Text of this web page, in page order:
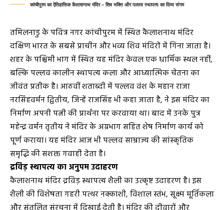
कांचीपुरम का ऐतिहासिक कैलाशनाथ मंदिर – शिव भक्ति और पल्लव स्थापत्य का दिव्य संगम
तमिलनाडु के पवित्र नगर कांचीपुरम में स्थित कैलाशनाथ मंदिर
दक्षिण भारत के सबसे प्राचीन और भव्य शिव मंदिरों में गिना जाता है।
शहर के पश्चिमी भाग में स्थित यह मंदिर केवल एक धार्मिक स्थल नहीं,
बल्कि पल्लव कालीन स्थापत्य कला और आध्यात्मिक चेतना का
जीवंत प्रतीक है। आठवीं शताब्दी में पल्लव वंश के महान राजा
नरसिंहवर्मन द्वितीय, जिन्हें राजसिंह भी कहा जाता है, ने इस मंदिर का
निर्माण अपनी पत्नी की प्रार्थना पर करवाया था। बाद में उनके पुत्र
महेन्द्र वर्मन तृतीय ने मंदिर के अग्रभाग सहित शेष निर्माण कार्य को
पूर्ण कराया। यह मंदिर आज भी पल्लव साम्राज्य की सांस्कृतिक
समृद्धि की सशक्त गवाही देता है।
द्रविड़ स्थापत्य का अनुपम उदाहरण
कैलाशनाथ मंदिर द्रविड़ स्थापत्य शैली का उत्कृष्ट उदाहरण है। इस
शैली की विशेषता गहरी पत्थर नक्काशी, विशाल स्तंभ, सूक्ष्म मूर्तिकला